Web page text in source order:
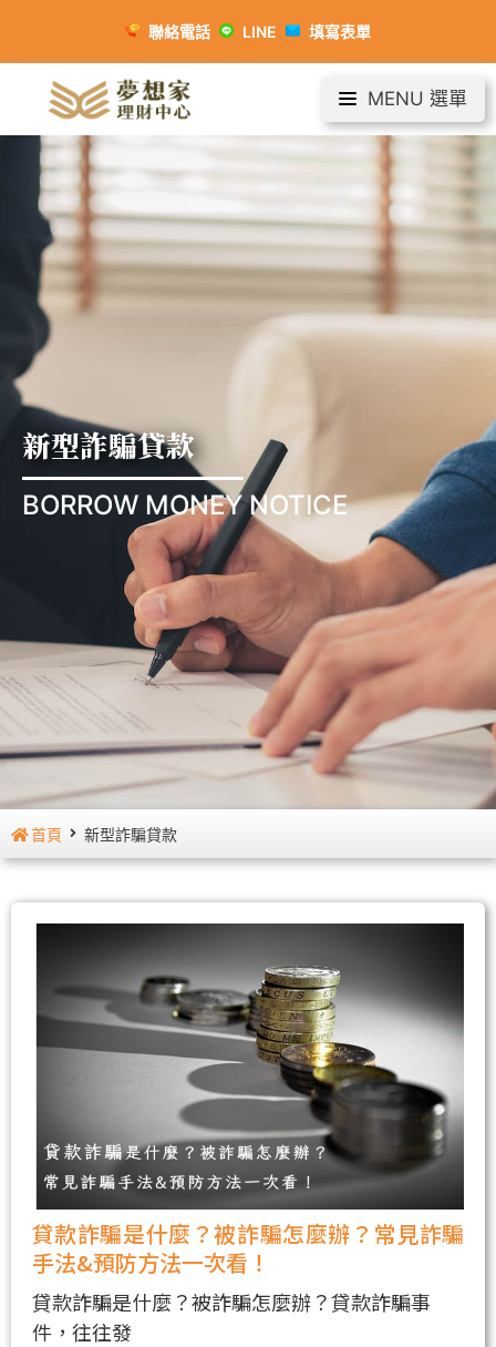
聯絡電話 LINE 填寫表單
MENU 選單
新型詐騙貸款
BORROW MONEY NOTICE
首頁 新型詐騙貸款
貸款詐騙是什麼？被詐騙怎麼辦？常見詐騙
手法&預防方法一次看！
貸款詐騙是什麼？被詐騙怎麼辦？貸款詐騙事
件，往往發